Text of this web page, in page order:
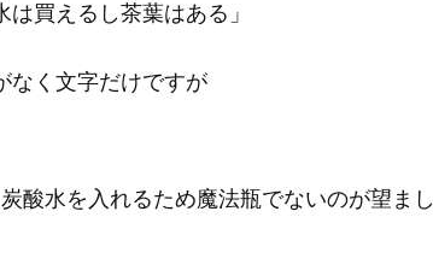
は買えるし茶葉はある」
なく文字だけですが
酸水を入れるため魔法瓶でないのが望まし